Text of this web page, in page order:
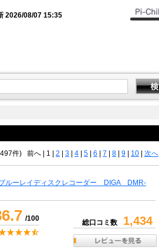
2026/08/07 15:35
件) 前へ 1 | 2 3 4 5 6 7 8 9 10 次へ
ルーレイディスクレコーダー DIGA DMR-
/100 総口コミ数 1,434